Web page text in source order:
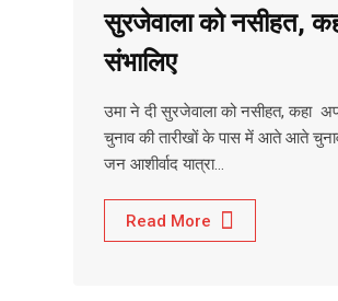
सुरजेवाला को नसीहत,
संभालिए
उमा ने दी सुरजेवाला को नसीहत, कहा
चुनाव की तारीखों के पास में आते आते
जन आशीर्वाद यात्रा…
Read More